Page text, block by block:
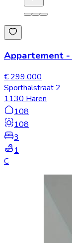
Appartement -
€ 299.000
Sporthalstraat 2
1130 Haren
108
108
3
1
C